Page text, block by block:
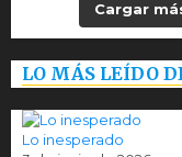
Cargar
LO MÁS LEÍDO
Lo inesperado